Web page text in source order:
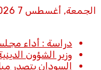
الجمعة, أغسطس 7 2026
دراسة : أداء
وزير الشؤون
السودان يتصدر